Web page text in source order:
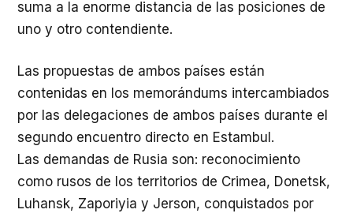
suma a la enorme distancia de las posiciones de
uno y otro contendiente.
Las propuestas de ambos países están
contenidas en los memorándums intercambiados
por las delegaciones de ambos países durante el
segundo encuentro directo en Estambul.
Las demandas de Rusia son: reconocimiento
como rusos de los territorios de Crimea, Donetsk,
Luhansk, Zaporiyia y Jerson, conquistados por